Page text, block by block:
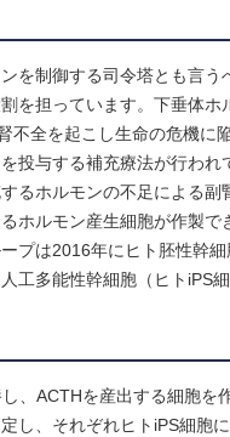
を制御する司令塔とも言
を担っています。下垂体
不全を起こし生命の危機
投与する補充療法が行わ
るホルモンの不足による
ホルモン産生細胞が作製
プは2016年にヒト胚性幹
工多能性幹細胞（ヒトiPS
、ACTHを産出する細胞
し、それぞれヒトiPS細胞